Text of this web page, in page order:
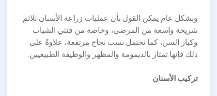
وبشكل عام يمكن القول بأن عمليات زراعة الأسنان تلائم
شريحة واسعة من المرضى، وخاصة من فئتي الشباب
وكبار السن، كما تحتمل نسب نجاح مرتفعة، علاوةً على
ذلك فإنها تمتاز بالديمومة والمظهر والوظيفة الطبيعيين.
تركيب الأسنان